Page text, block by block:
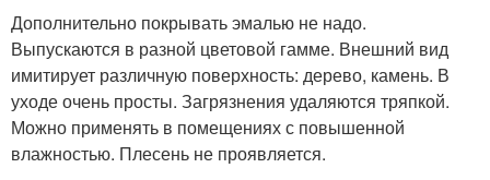
Дополнительно покрывать эмалью не надо.
Выпускаются в разной цветовой гамме. Внешний вид
имитирует различную поверхность: дерево, камень. В
уходе очень просты. Загрязнения удаляются тряпкой.
Можно применять в помещениях с повышенной
влажностью. Плесень не проявляется.